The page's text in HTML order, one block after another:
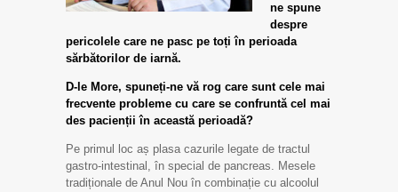
ne spune
despre
pericolele care ne pasc pe toți în perioada
sărbătorilor de iarnă.
D-le More, spuneți-ne vă rog care sunt cele mai
frecvente probleme cu care se confruntă cel mai
des pacienții în această perioadă?
Pe primul loc aș plasa cazurile legate de tractul
gastro-intestinal, în special de pancreas. Mesele
tradiționale de Anul Nou în combinație cu alcoolul